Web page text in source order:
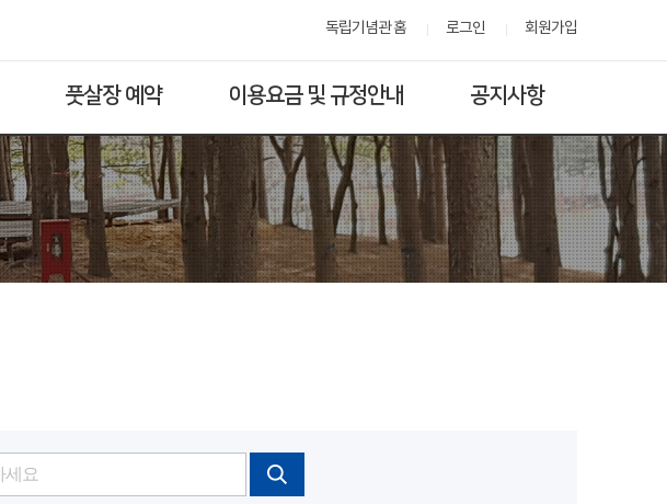
독립기념관 홈 로그인 회원가입
풋살장 예약 이용요금 및 규정안내 공지사항